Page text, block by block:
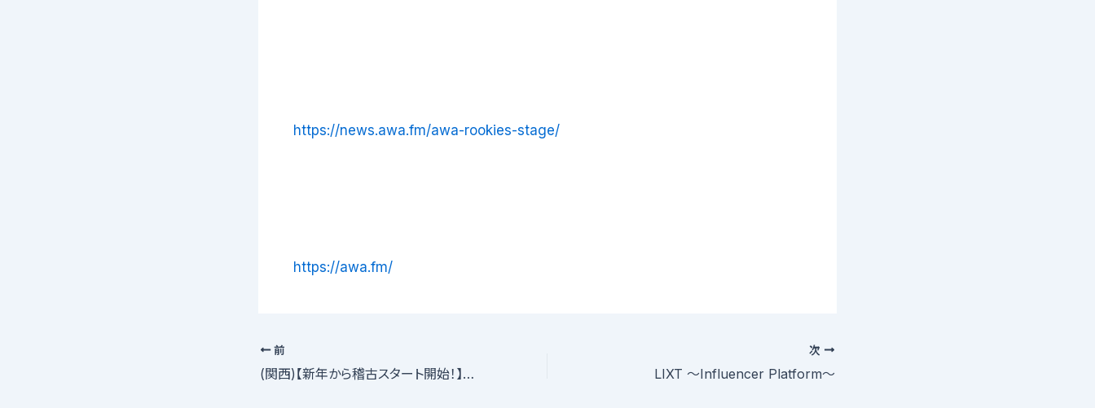
https://news.awa.fm/awa-rookies-stage/
https://awa.fm/
前
(関西)【新年から稽古スタート開始！】今こそ明るい舞台を！(inライブ配信)｜新人出演者募集(15〜35歳)
次
LIXT 〜Influencer Platform〜